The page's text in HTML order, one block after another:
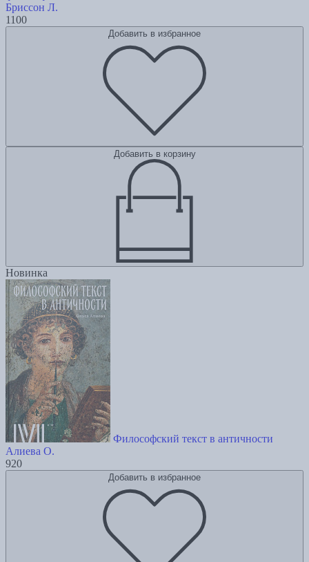
Бриссон Л.
1100
Добавить в избранное
Добавить в корзину
Новинка
Философский текст в античности
Алиева О.
920
Добавить в избранное